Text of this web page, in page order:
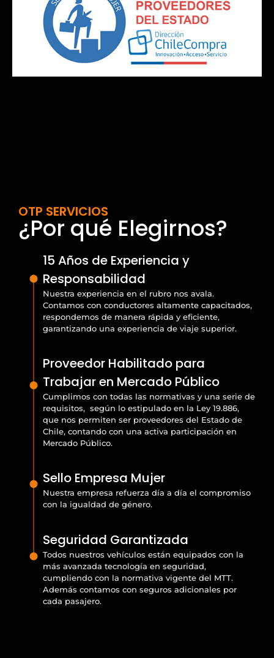
OTP SERVICIOS
¿Por qué Elegirnos?
15 Años de Experiencia y
Responsabilidad
Nuestra experiencia en el rubro nos avala.
Contamos con conductores altamente capacitados,
respondemos de manera rápida y eficiente,
garantizando una experiencia de viaje superior.
Proveedor Habilitado para
Trabajar en Mercado Público
Cumplimos con todas las normativas y una serie de
requisitos, según lo estipulado en la Ley 19.886,
que nos permiten ser proveedores del Estado de
Chile, contando con una activa participación en
Mercado Público.
Sello Empresa Mujer
Nuestra empresa refuerza día a día el compromiso
con la igualdad de género.
Seguridad Garantizada
Todos nuestros vehículos están equipados con la
más avanzada tecnología en seguridad,
cumpliendo con la normativa vigente del MTT.
Además contamos con seguros adicionales por
cada pasajero.